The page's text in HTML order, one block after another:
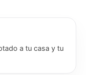
a tu casa y tu